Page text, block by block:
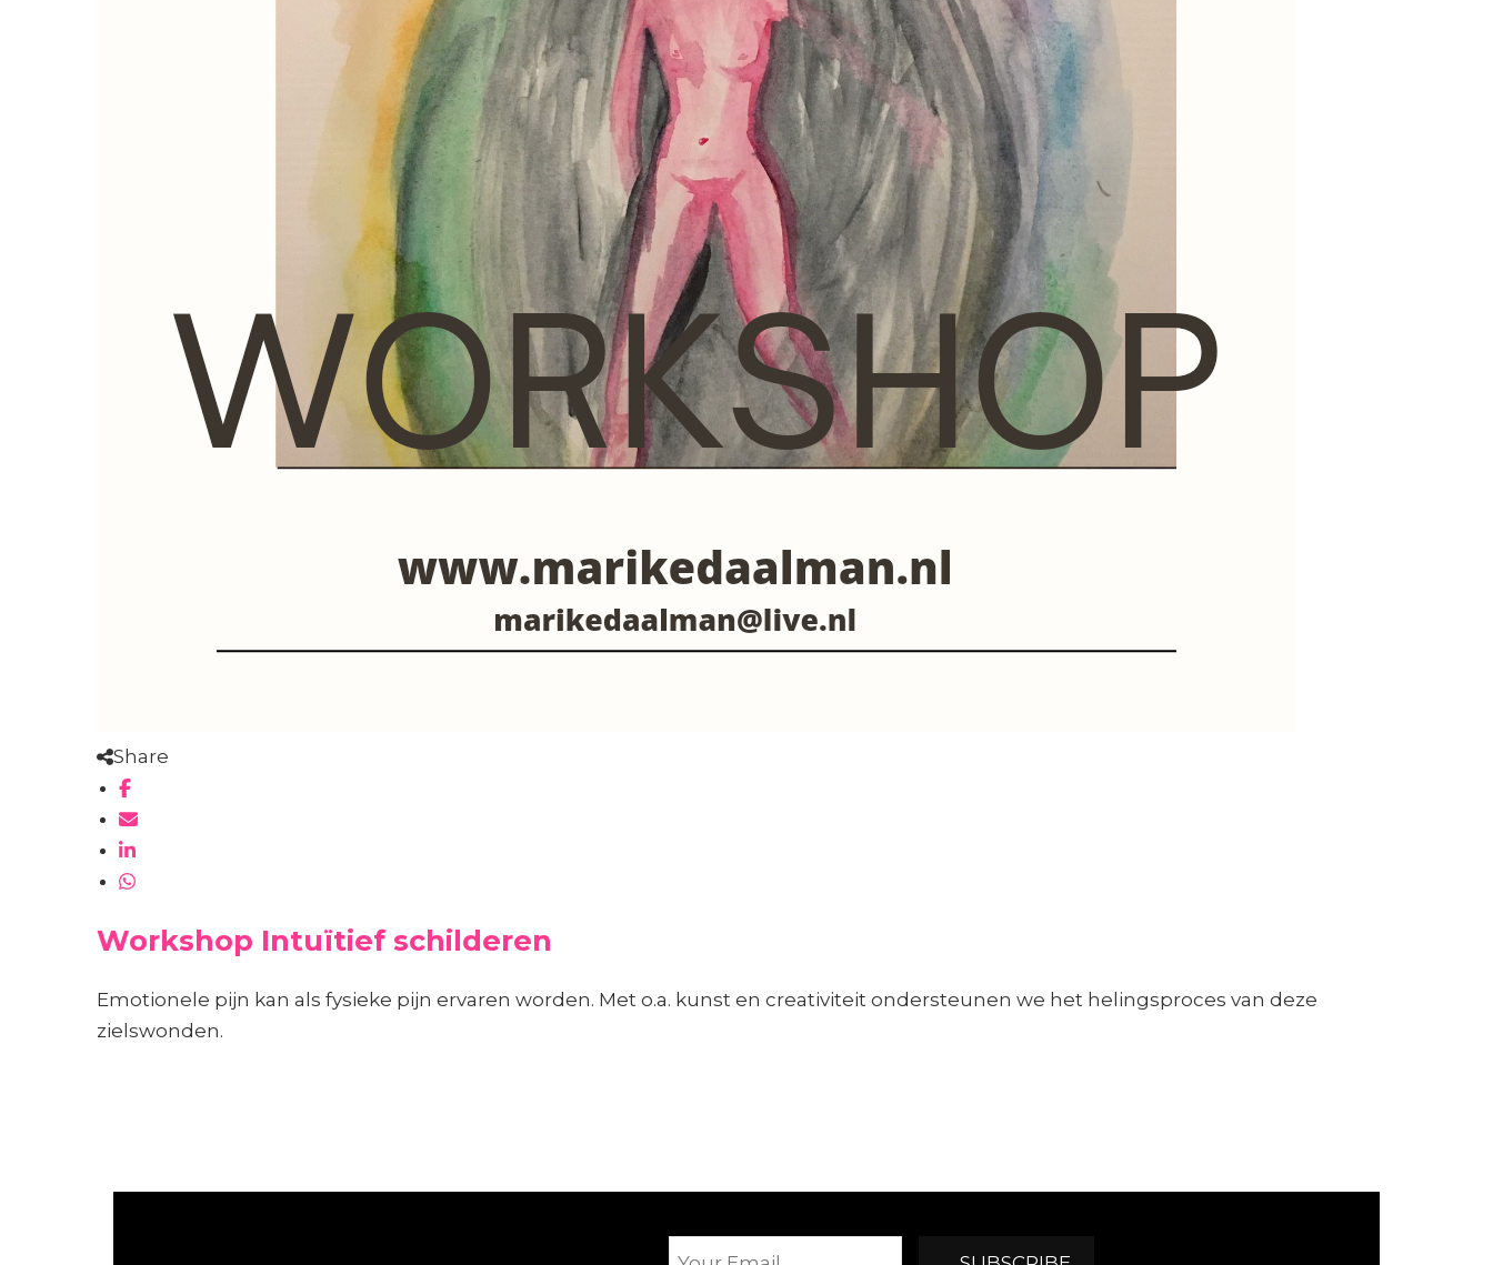
Share
Workshop Intuïtief schilderen
Emotionele pijn kan als fysieke pijn ervaren worden. Met o.a. kunst en creativiteit ondersteunen we het helingsproces van deze
zielswonden.